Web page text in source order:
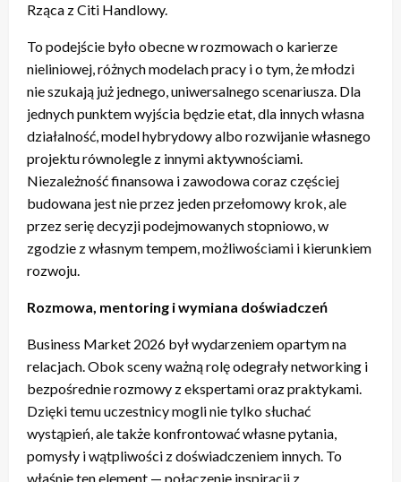
Rząca z Citi Handlowy.
To podejście było obecne w rozmowach o karierze
nieliniowej, różnych modelach pracy i o tym, że młodzi
nie szukają już jednego, uniwersalnego scenariusza. Dla
jednych punktem wyjścia będzie etat, dla innych własna
działalność, model hybrydowy albo rozwijanie własnego
projektu równolegle z innymi aktywnościami.
Niezależność finansowa i zawodowa coraz częściej
budowana jest nie przez jeden przełomowy krok, ale
przez serię decyzji podejmowanych stopniowo, w
zgodzie z własnym tempem, możliwościami i kierunkiem
rozwoju.
Rozmowa, mentoring i wymiana doświadczeń
Business Market 2026 był wydarzeniem opartym na
relacjach. Obok sceny ważną rolę odegrały networking i
bezpośrednie rozmowy z ekspertami oraz praktykami.
Dzięki temu uczestnicy mogli nie tylko słuchać
wystąpień, ale także konfrontować własne pytania,
pomysły i wątpliwości z doświadczeniem innych. To
właśnie ten element — połączenie inspiracji z